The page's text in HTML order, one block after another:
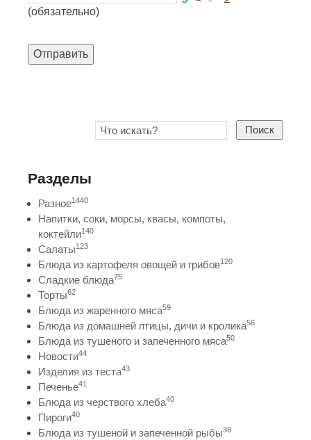
(обязательно)
Отправить
Поиск
Разделы
Разное1440
Напитки, соки, морсы, квасы, компоты,
коктейли140
Салаты123
Блюда из картофеля овощей и грибов120
Сладкие блюда75
Торты62
Блюда из жаренного мяса59
Блюда из домашней птицы, дичи и кролика56
Блюда из тушеного и запеченного мяса50
Новости44
Изделия из теста43
Печенье41
Блюда из черствого хлеба40
Пироги40
Блюда из тушеной и запеченной рыбы38